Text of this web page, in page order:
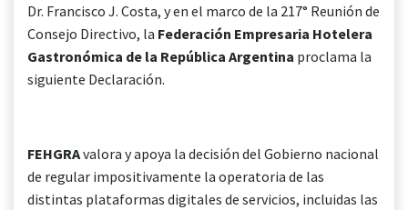
Dr. Francisco J. Costa, y en el marco de la 217° Reunión de
Consejo Directivo, la Federación Empresaria Hotelera
Gastronómica de la República Argentina proclama la
siguiente Declaración.
FEHGRAvalora y apoya la decisión del Gobierno nacional
de regular impositivamente la operatoria de las
distintas plataformas digitales de servicios, incluidas las